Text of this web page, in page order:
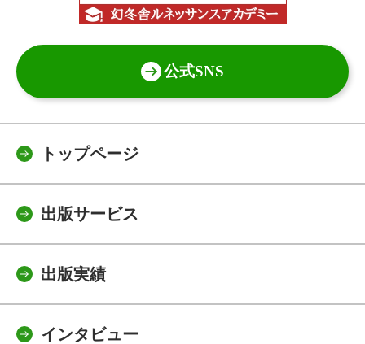
公式SNS
トップページ
出版サービス
出版実績
インタビュー